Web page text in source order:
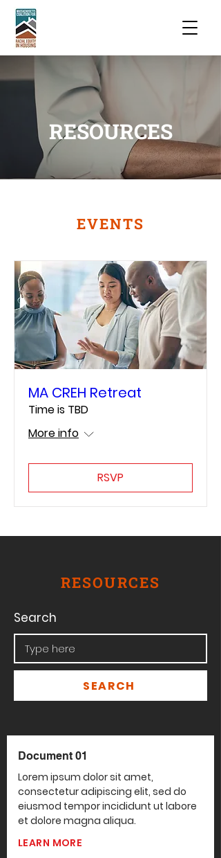
RESOURCES
EVENTS
MA CREH Retreat
Time is TBD
More info
RSVP
RESOURCES
Search
SEARCH
Document 01
Lorem ipsum dolor sit amet,
consectetur adipiscing elit, sed do
eiusmod tempor incididunt ut labore
et dolore magna aliqua.
LEARN MORE